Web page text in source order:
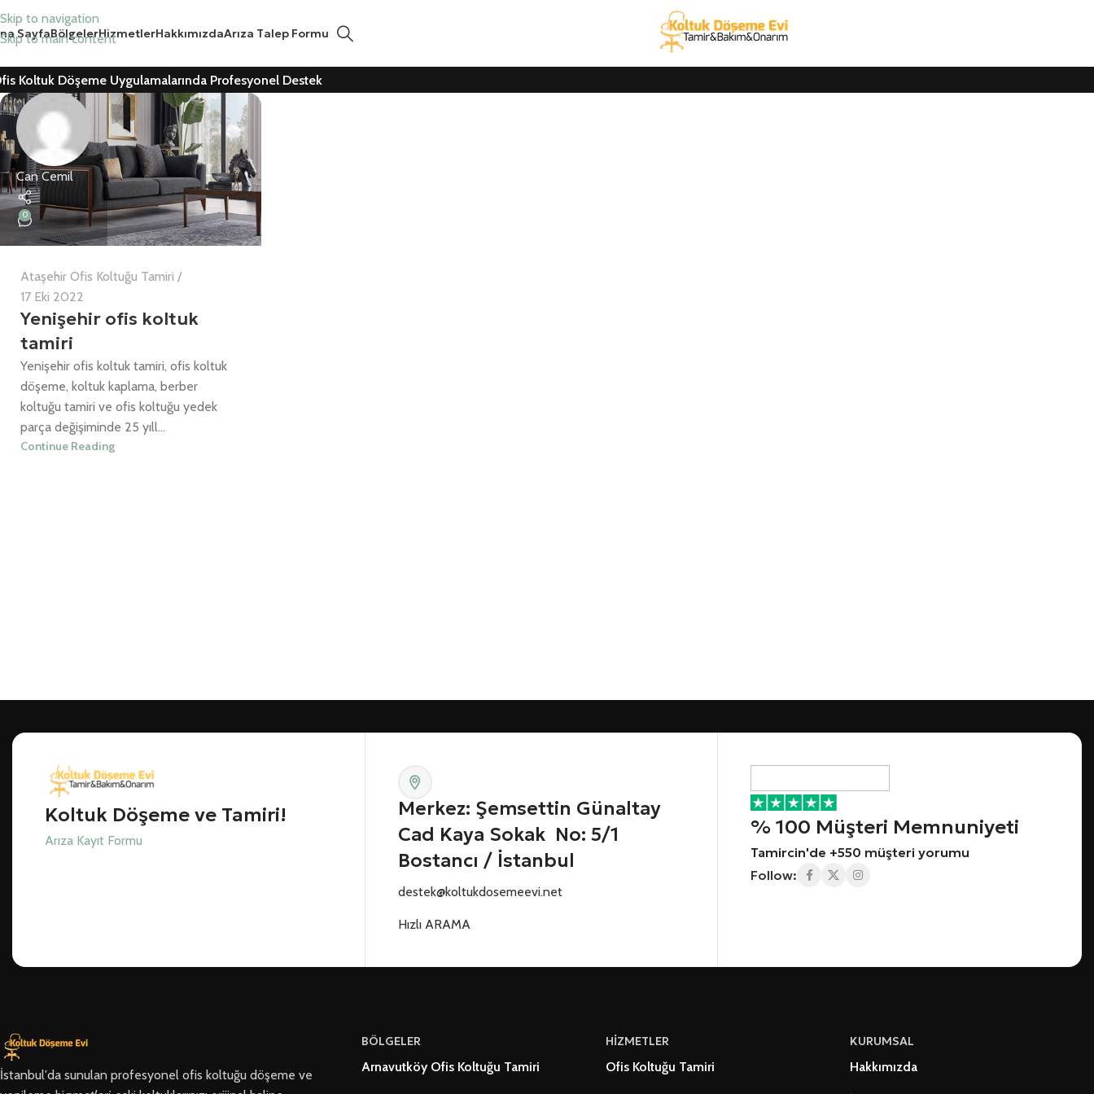
Skip to navigation
Skip to main content
SayfaBölgelerHizmetlerHakkımızdaArıza Talep Formu
Koltuk Döşeme Uygulamalarında Profesyonel Destek
Can Cemil
0
Ataşehir Ofis Koltuğu Tamiri
17 Eki 2022
Yenişehir ofis koltuk
tamiri
Yenişehir ofis koltuk tamiri, ofis koltuk
döşeme, koltuk kaplama, berber
koltuğu tamiri ve ofis koltuğu yedek
parça değişiminde 25 yıll...
Continue Reading
Koltuk Döşeme ve Tamiri!
Arıza Kayıt Formu
Merkez: Şemsettin Günaltay
Cad Kaya Sokak No: 5/1
Bostancı / İstanbul
destek@koltukdosemeevi.net
Hızlı ARAMA
% 100 Müşteri Memnuniyeti
Tamircin'de +550 müşteri yorumu
Follow:
İstanbul'da sunulan profesyonel ofis koltuğu döşeme ve
BÖLGELER
Arnavutköy Ofis Koltuğu Tamiri
HİZMETLER
Ofis Koltuğu Tamiri
KURUMSAL
Hakkımızda